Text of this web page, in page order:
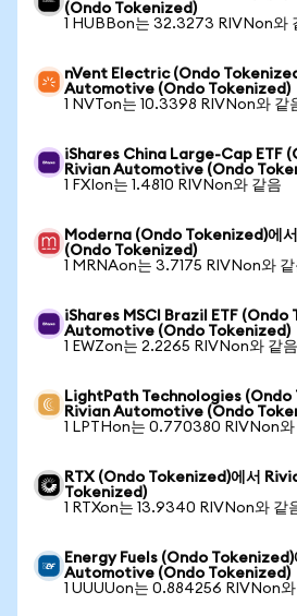
(Ondo Tokenized)
1 HUBBon는 32.3273 RIVNon와
nVent Electric (Ondo
Automotive (Ondo Tokenized)
1 NVTon는 10.3398 RIVNon와 같
iShares China Large-Cap ETF
Rivian Automotive (Ondo
1 FXIon는 1.4810 RIVNon와 같음
Moderna (Ondo Tokenized)에
(Ondo Tokenized)
1 MRNAon는 3.7175 RIVNon와 같
iShares MSCI Brazil ETF (Ondo
Automotive (Ondo Tokenized)
1 EWZon는 2.2265 RIVNon와 같음
LightPath Technologies (Ondo
Rivian Automotive (Ondo
1 LPTHon는 0.770380 RIVNon와
RTX (Ondo Tokenized)에서
Tokenized)
1 RTXon는 13.9340 RIVNon와 같
Energy Fuels (Ondo Tokenized)
Automotive (Ondo Tokenized)
1 UUUUon는 0.884256 RIVNon와